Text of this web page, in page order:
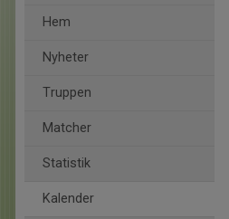
Hem
Nyheter
Truppen
Matcher
Statistik
Kalender